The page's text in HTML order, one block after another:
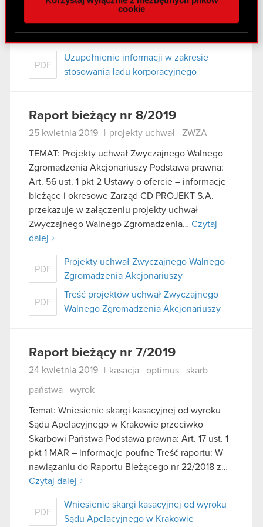
Partnerzy mogą połączyć te informacje z innymi
danymi otrzymanymi od Ciebie lub uzyskanymi
podczas korzystania z ich usług. Kontynuując
korzystanie z naszej witryny, zgadasz się na
cookie
informacje bieżące i okresowe Treść raportu:
„Spółka”)…Czytaj dalej
PDF
Uzupełnienie informacji w zakresie
stosowania ładu korporacyjnego
Raport bieżący nr 8/2019
25 kwietnia 2019 projekty uchwał ZWZA
TEMAT: Projekty uchwał Zwyczajnego Walnego
Zgromadzenia Akcjonariuszy Podstawa prawna:
Art. 56 ust. 1 pkt 2 Ustawy o ofercie – informacje
bieżące i okresowe Zarząd CD PROJEKT S.A.
przekazuje w załączeniu projekty uchwał
Zwyczajnego Walnego Zgromadzenia… Czytaj
dalej
PDF
Projekty uchwał Zwyczajnego Walnego
Zgromadzenia Akcjonariuszy
PDF
Treść projektów uchwał Zwyczajnego
Walnego Zgromadzenia Akcjonariuszy
Raport bieżący nr 7/2019
24 kwietnia 2019 kasacja optimus skarb
państwa wyrok
Temat: Wniesienie skargi kasacyjnej od wyroku
Sądu Apelacyjnego w Krakowie przeciwko
Skarbowi Państwa Podstawa prawna: Art. 17 ust. 1
pkt 1 MAR – informacje poufne Treść raportu: W
nawiązaniu do Raportu Bieżącego nr 22/2018 z…
Czytaj dalej
PDF
Wniesienie skargi kasacyjnej od wyroku
Sądu Apelacyjnego w Krakowie